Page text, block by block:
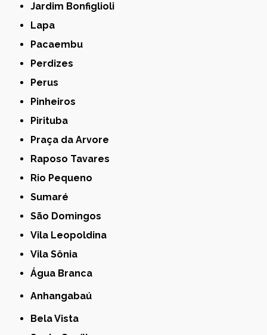
Jardim Bonfiglioli
Lapa
Pacaembu
Perdizes
Perus
Pinheiros
Pirituba
Praça da Arvore
Raposo Tavares
Rio Pequeno
Sumaré
São Domingos
Vila Leopoldina
Vila Sônia
Água Branca
Anhangabaú
Bela Vista